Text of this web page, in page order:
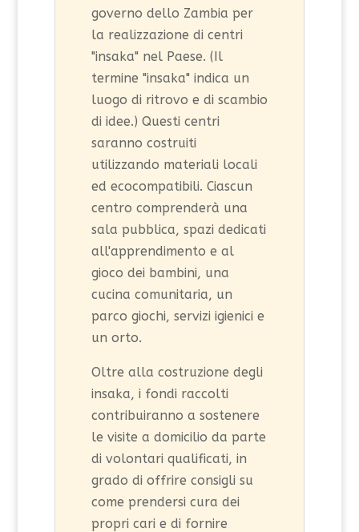
governo dello Zambia per
la realizzazione di centri
"insaka" nel Paese. (Il
termine "insaka" indica un
luogo di ritrovo e di scambio
di idee.) Questi centri
saranno costruiti
utilizzando materiali locali
ed ecocompatibili. Ciascun
centro comprenderà una
sala pubblica, spazi dedicati
all'apprendimento e al
gioco dei bambini, una
cucina comunitaria, un
parco giochi, servizi igienici e
un orto.
Oltre alla costruzione degli
insaka, i fondi raccolti
contribuiranno a sostenere
le visite a domicilio da parte
di volontari qualificati, in
grado di offrire consigli su
come prendersi cura dei
propri cari e di fornire